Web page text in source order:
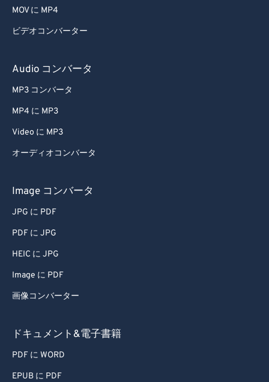
MOV に MP4
ビデオコンバーター
Audio コンバータ
MP3 コンバータ
MP4 に MP3
Video に MP3
オーディオコンバータ
Image コンバータ
JPG に PDF
PDF に JPG
HEIC に JPG
Image に PDF
画像コンバーター
ドキュメント&電子書籍
PDF に WORD
EPUB に PDF